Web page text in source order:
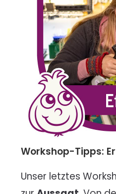
Workshop-Tipps:
Unser letztes